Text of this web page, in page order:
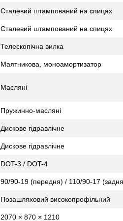
Сталевий штампований на спицях
Сталевий штампований на спицях
Телескопічна вилка
Маятникова, моноамортизатор
Масляні
Пружинно-масляні
Дискове гідравлічне
Дискове гідравлічне
DOT-3 / DOT-4
90/90-19 (передня) / 110/90-17
Позашляховий високопрофільний
2070 × 870 × 1210